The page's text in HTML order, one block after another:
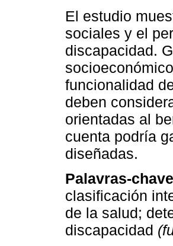
El estudio
sociales y el
discapacidad.
funcionalidad
deben
orientadas al
cuenta podría
diseñadas.
Palavras-
clasificación
de la salud;
discapacidad